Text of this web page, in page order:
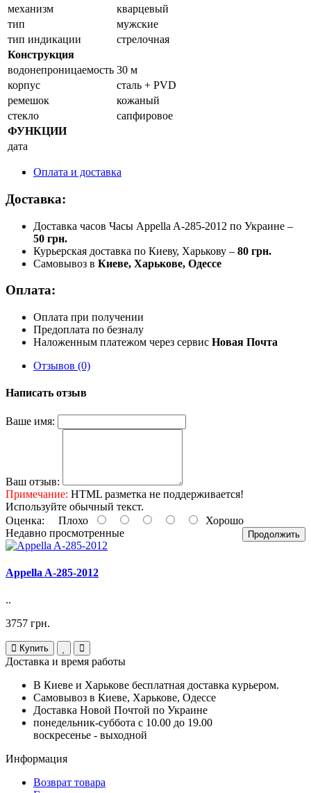
механизм
кварцевый
тип
мужские
тип индикации
стрелочная
Конструкция
водонепроницаемость 30 м
корпус
сталь + PVD
ремешок
кожаный
стекло
сапфировое
ФУНКЦИИ
дата
Оплата и доставка
Доставка:
Доставка часов Часы Appella A-285-2012 по Украине –
50 грн.
Курьерская доставка по Киеву, Харькову – 80 грн.
Самовывоз в Киеве, Харькове, Одессе
Оплата:
Оплата при получении
Предоплата по безналу
Наложенным платежом через сервис Новая Почта
Отзывов (0)
Написать отзыв
Ваше имя:
Ваш отзыв:
Примечание: HTML разметка не поддерживается!
Используйте обычный текст.
Оценка: Плохо Хорошо
Продолжить
Недавно просмотренные
Appella A-285-2012
..
3757 грн.
Купить
Доставка и время работы
В Киеве и Харькове бесплатная доставка курьером.
Самовывоз в Киеве, Харькове, Одессе
Доставка Новой Почтой по Украине
понедельник-суббота с 10.00 до 19.00
воскресенье - выходной
Информация
Возврат товара